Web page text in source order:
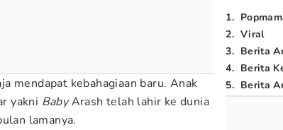
mendapat kebahagiaan baru. Anak
yakni BabyArash telah lahir ke dunia
lamanya.
1.
2. Viral
3. Berita
4. Berita
5. Berita